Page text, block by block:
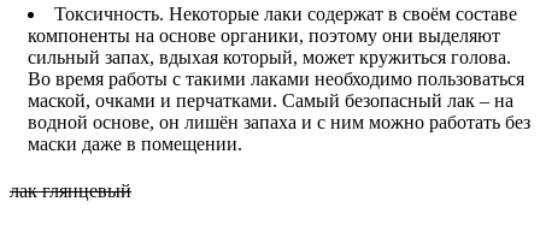
Токсичность. Некоторые лаки содержат в своём составе
компоненты на основе органики, поэтому они выделяют
сильный запах, вдыхая который, может кружиться голова.
Во время работы с такими лаками необходимо пользоваться
маской, очками и перчатками. Самый безопасный лак – на
водной основе, он лишён запаха и с ним можно работать без
маски даже в помещении.
лак глянцевый